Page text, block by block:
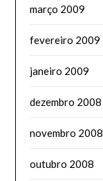
março 2009
fevereiro 2009
janeiro 2009
dezembro 2008
novembro 2008
outubro 2008